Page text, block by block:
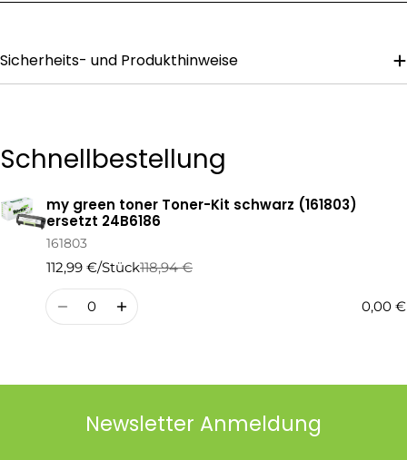
Frage Senden
Sicherheits- und Produkthinweise
Schnellbestellung
Ihr
Warenkorb
my green toner Toner-Kit schwarz (161803)
ersetzt 24B6186
161803
112,99 €/Stück
Regulärer
Preis
118,94 €
Verkaufspreis
Menge
0,00 €
Newsletter Anmeldung